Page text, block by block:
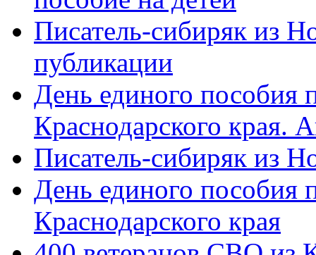
Писатель-сибиряк из
публикации
День единого пособия
Краснодарского края.
Писатель-сибиряк из
День единого пособия
Краснодарского края